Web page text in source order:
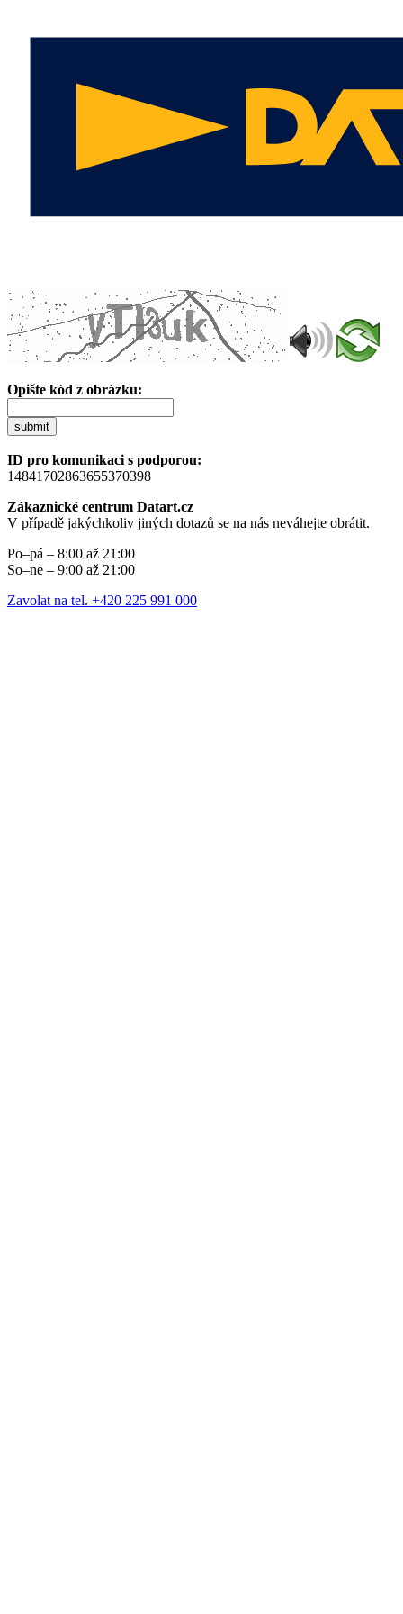
Opište kód z obrázku:
submit
ID pro komunikaci s podporou:
14841702863655370398
Zákaznické centrum Datart.cz
V případě jakýchkoliv jiných dotazů se na nás neváhejte obrátit.
Po–pá – 8:00 až 21:00
So–ne – 9:00 až 21:00
Zavolat na tel. +420 225 991 000